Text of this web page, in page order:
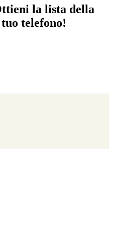
la lista della
telefono!